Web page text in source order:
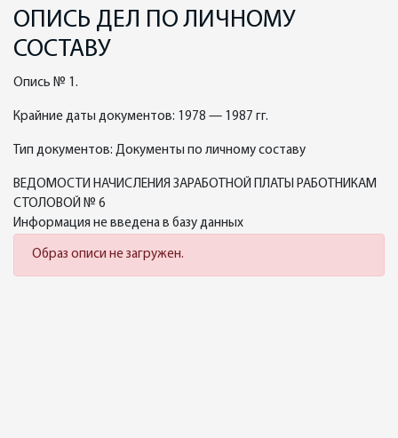
ОПИСЬ ДЕЛ ПО ЛИЧНОМУ
СОСТАВУ
Опись № 1.
Крайние даты документов: 1978 — 1987 гг.
Тип документов: Документы по личному составу
ВЕДОМОСТИ НАЧИСЛЕНИЯ ЗАРАБОТНОЙ ПЛАТЫ РАБОТНИКАМ
СТОЛОВОЙ № 6
Информация не введена в базу данных
Образ описи не загружен.